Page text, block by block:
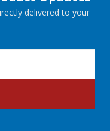
delivered to your